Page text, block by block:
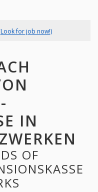
for job now!)
IN
OF